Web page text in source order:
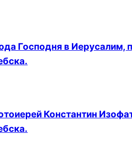
Господня в
Константин